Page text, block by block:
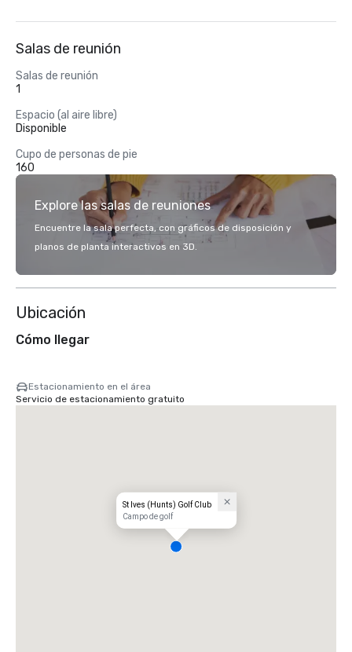
Salas de reunión
Salas de reunión
1
Espacio (al aire libre)
Disponible
Cupo de personas de pie
160
Explore las salas de reuniones
Encuentre la sala perfecta, con gráficos de disposición y
planos de planta interactivos en 3D.
Ubicación
Cómo llegar
Estacionamiento en el área
Servicio de estacionamiento gratuito
St Ives (Hunts) Golf Club
Campo de golf